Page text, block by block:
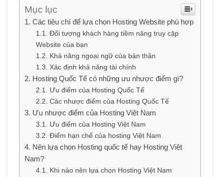
Mục lục
Các tiêu chí để lựa chọn Hosting Website phù hợp
Đối tượng khách hàng tiềm năng truy cập
Website của bạn
Khả năng ngoại ngữ của bản thân
Xác định khả năng tài chính
Hosting Quốc Tế có những ưu nhược điểm gì?
Ưu điểm của Hosting Quốc Tế
Các nhược điểm của Hosting Quốc Tế
Ưu nhược điểm của Hosting Việt Nam
Ưu điểm của Hosting Việt Nam
Điểm hạn chế của hosting Việt Nam
Nên lựa chọn Hosting quốc tế hay Hosting Việt
Nam?
Khi nào nên lựa chọn Hosting Việt Nam